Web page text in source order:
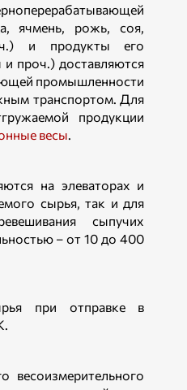
ячмень, рожь, соя,
и продукты его
проч.) доставляются
промышленности
транспортом. Для
продукции
весы.
на элеваторах и
сырья, так и для
сыпучих
– от 10 до 400
при отправке в
весоизмерительного